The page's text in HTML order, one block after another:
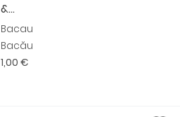
&...
Bacau
Bacău
1,00 €